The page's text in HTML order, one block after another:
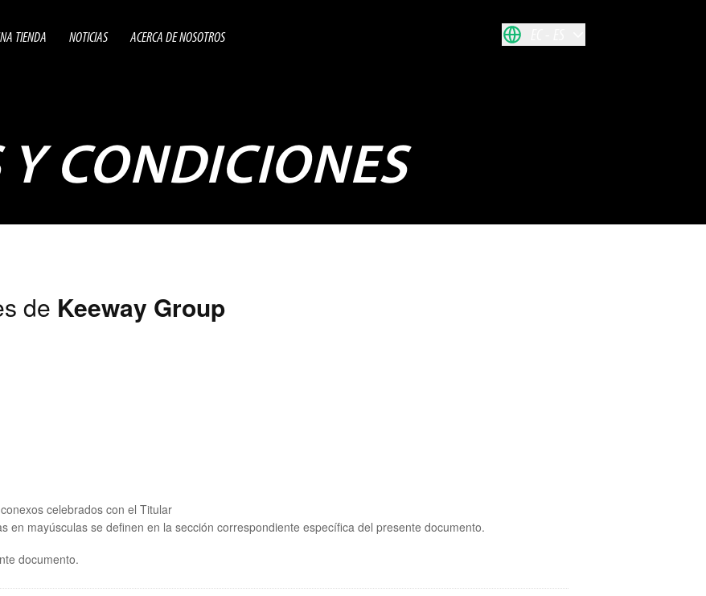
TIENDA NOTICIAS ACERCA DE NOSOTROS
Y CONDICIONES
de Keeway Group
celebrados con el Titular
en mayúsculas se definen en la sección correspondiente específica del presente documento.
documento.